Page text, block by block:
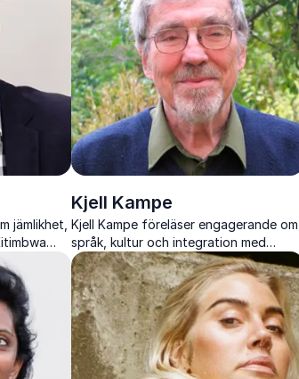
jämlikhet,
Kjell Kampe
Kjell Kampe föreläser engagerande om
språk, kultur och integration med
humor, allvar och stark närvaro.